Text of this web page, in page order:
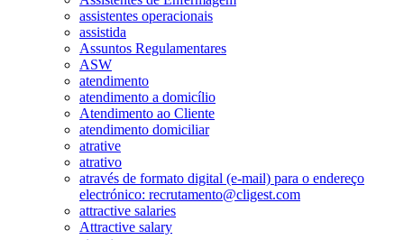
assistentes operacionais
assistida
Assuntos Regulamentares
ASW
atendimento
atendimento a domicílio
Atendimento ao Cliente
atendimento domiciliar
atrative
atrativo
através de formato digital (e-mail) para o endereço
electrónico: recrutamento@cligest.com
attractive salaries
Attractive salary